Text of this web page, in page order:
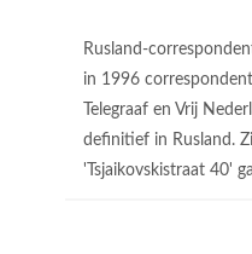
Rusland-
in 1996
Telegraaf en Vrij
definitief in Rusland.
'Tsjaikovskistraat 40'